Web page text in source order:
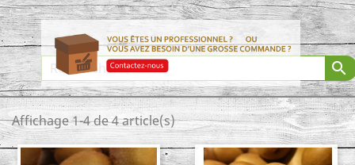

Affichage 1-4 de 4 article(s)